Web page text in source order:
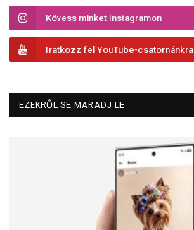
Kövess minket Instagramon
Iratkozz fel YouTube-csatornánkra
EZEKRŐL SE MARADJ LE